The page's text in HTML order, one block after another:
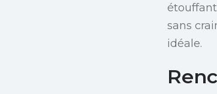
sans
idéale.